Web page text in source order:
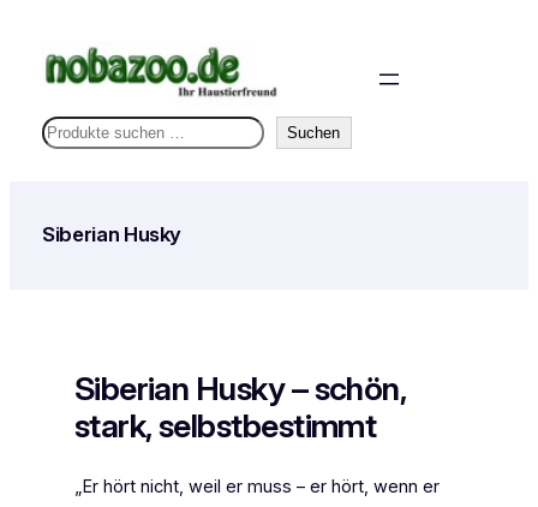
Inhalt
springen
S
e
Suchen
Siberian Husky
Siberian Husky – schön,
stark, selbstbestimmt
„Er hört nicht, weil er muss – er hört, wenn er